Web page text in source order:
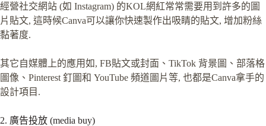
經營社交網站 (如 Instagram) 的KOL網紅常常需要用到許多的圖
片貼文, 這時候Canva可以讓你快速製作出吸睛的貼文, 增加粉絲
黏著度.
其它自媒體上的應用如, FB貼文或封面、TikTok 背景圖、部落格
圖像、Pinterest 釘圖和 YouTube 頻道圖片等, 也都是Canva拿手的
設計項目.
2. 廣告投放 (media buy)